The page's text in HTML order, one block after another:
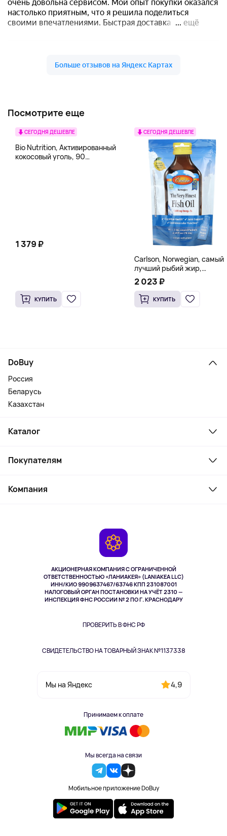
Посмотрите еще
СЕГОДНЯ ДЕШЕВЛЕ
Bio Nutrition, Активированный
кокосовый уголь, 90
1 379 ₽
КУПИТЬ
СЕГОДНЯ ДЕШЕВЛЕ
Carlson, Norwegian, самый
лучший рыбий жир,
натуральный лимон, 15
пакетиков (5 мл) каждый
2 023 ₽
КУПИТЬ
АКЦИОНЕРНАЯ КОМПАНИЯ С ОГРАНИЧЕННОЙ
ОТВЕТСТВЕННОСТЬЮ «ЛАНИАКЕЯ» (LANIAKEA LLC)
ИНН/КИО 9909637467/63746 КПП 231087001
НАЛОГОВЫЙ ОРГАН ПОСТАНОВКИ НА УЧЁТ 2310 —
ИНСПЕКЦИЯ ФНС РОССИИ № 2 ПО Г. КРАСНОДАРУ
ПРОВЕРИТЬ В ФНС РФ
СВИДЕТЕЛЬСТВО НА ТОВАРНЫЙ ЗНАК №1137338
Мы на Яндекс 4,9
Принимаем к оплате
Мы всегда на связи
Мобильное приложение DoBuy
DoBuy
Россия
Беларусь
Казахстан
Каталог
Ноутбуки, мониторы, VR
Косметика и уход
Здоровье питомцев
Одежда и аксессуары
Покупателям
Как заказать
Компания